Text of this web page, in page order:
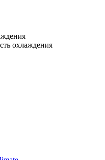
охлаждения